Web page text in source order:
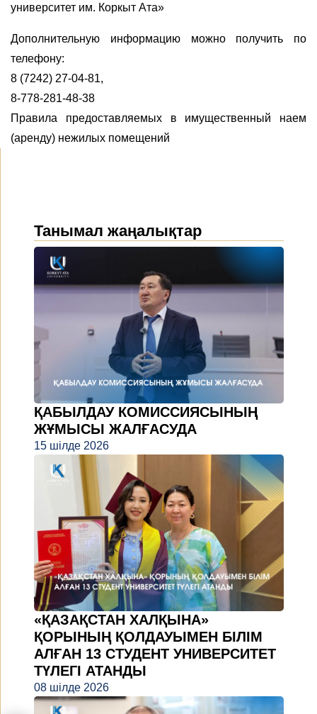
университет им. Коркыт Ата»
Дополнительную информацию можно получить по
телефону:
8 (7242) 27-04-81,
8-778-281-48-38
Правила предоставляемых в имущественный наем
(аренду) нежилых помещений
Танымал жаңалықтар
ҚАБЫЛДАУ КОМИССИЯСЫНЫҢ
ЖҰМЫСЫ ЖАЛҒАСУДА
15 шілде 2026
«ҚАЗАҚСТАН ХАЛҚЫНА»
ҚОРЫНЫҢ ҚОЛДАУЫМЕН БІЛІМ
АЛҒАН 13 СТУДЕНТ УНИВЕРСИТЕТ
ТҮЛЕГІ АТАНДЫ
08 шілде 2026